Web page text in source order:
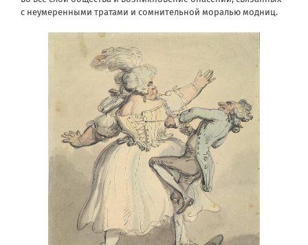
с неумеренными тратами и сомнительной моралью модниц.